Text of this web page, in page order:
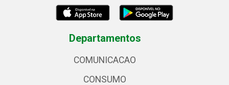
Departamentos
COMUNICACAO
CONSUMO